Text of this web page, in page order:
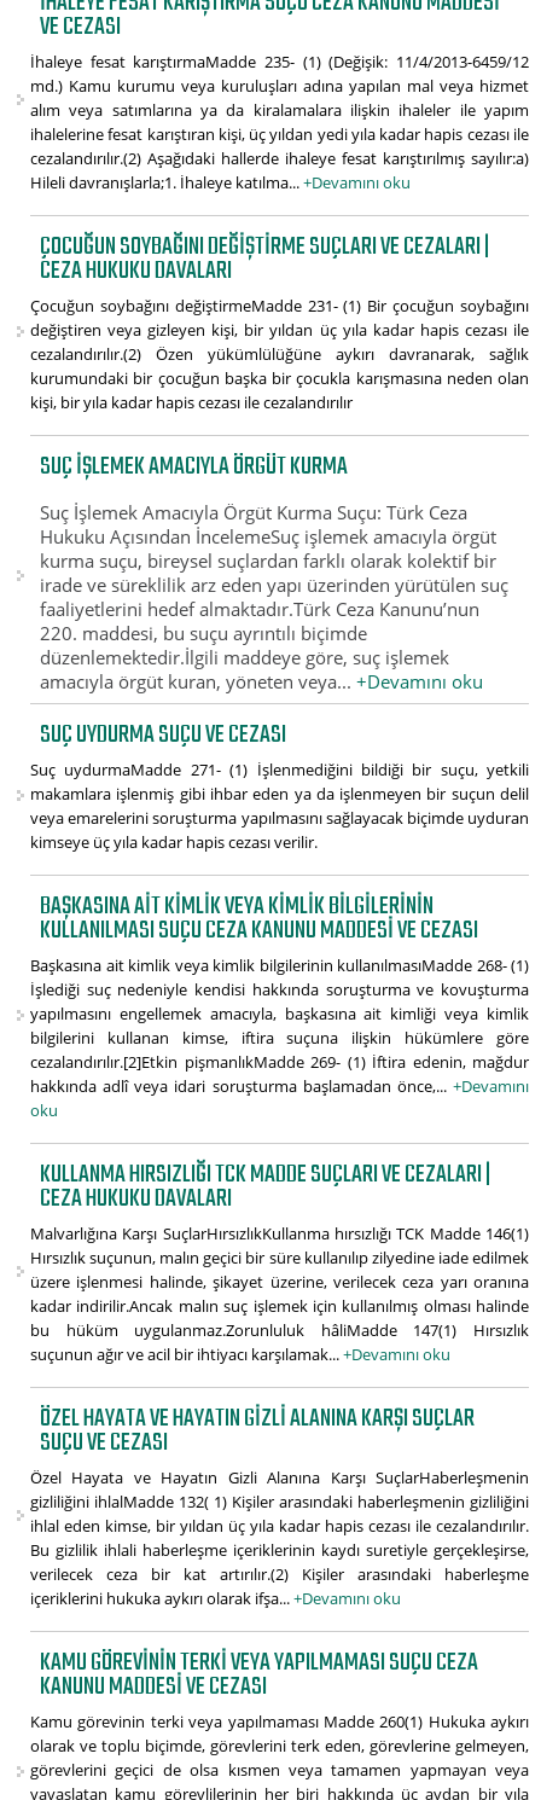
VE CEZASI
İhaleye fesat karıştırmaMadde 235- (1) (Değişik: 11/4/2013-6459/12
md.) Kamu kurumu veya kuruluşları adına yapılan mal veya hizmet
alım veya satımlarına ya da kiralamalara ilişkin ihaleler ile yapım
ihalelerine fesat karıştıran kişi, üç yıldan yedi yıla kadar hapis cezası ile
cezalandırılır.(2) Aşağıdaki hallerde ihaleye fesat karıştırılmış sayılır:a)
Hileli davranışlarla;1. İhaleye katılma...+Devamını oku
ÇOCUĞUN SOYBAĞINI DEĞIŞTIRME SUÇLARI VE CEZALARI |
CEZA HUKUKU DAVALARI
Çocuğun soybağını değiştirmeMadde 231- (1) Bir çocuğun soybağını
değiştiren veya gizleyen kişi, bir yıldan üç yıla kadar hapis cezası ile
cezalandırılır.(2) Özen yükümlülüğüne aykırı davranarak, sağlık
kurumundaki bir çocuğun başka bir çocukla karışmasına neden olan
kişi, bir yıla kadar hapis cezası ile cezalandırılır
SUÇ İŞLEMEK AMACIYLA ÖRGÜT KURMA
Suç İşlemek Amacıyla Örgüt Kurma Suçu: Türk Ceza
Hukuku Açısından İncelemeSuç işlemek amacıyla örgüt
kurma suçu, bireysel suçlardan farklı olarak kolektif bir
irade ve süreklilik arz eden yapı üzerinden yürütülen suç
faaliyetlerini hedef almaktadır.Türk Ceza Kanunu’nun
220. maddesi, bu suçu ayrıntılı biçimde
düzenlemektedir.İlgili maddeye göre, suç işlemek
amacıyla örgüt kuran, yöneten veya...+Devamını oku
SUÇ UYDURMA SUÇU VE CEZASI
Suç uydurmaMadde 271- (1) İşlenmediğini bildiği bir suçu, yetkili
makamlara işlenmiş gibi ihbar eden ya da işlenmeyen bir suçun delil
veya emarelerini soruşturma yapılmasını sağlayacak biçimde uyduran
kimseye üç yıla kadar hapis cezası verilir.
BAŞKASINA AIT KIMLIK VEYA KIMLIK BILGILERININ
KULLANILMASI SUÇU CEZA KANUNU MADDESI VE CEZASI
Başkasına ait kimlik veya kimlik bilgilerinin kullanılmasıMadde 268- (1)
İşlediği suç nedeniyle kendisi hakkında soruşturma ve kovuşturma
yapılmasını engellemek amacıyla, başkasına ait kimliği veya kimlik
bilgilerini kullanan kimse, iftira suçuna ilişkin hükümlere göre
cezalandırılır.[2]Etkin pişmanlıkMadde 269- (1) İftira edenin, mağdur
hakkında adlî veya idari soruşturma başlamadan önce,... +Devamını
oku
KULLANMA HIRSIZLIĞI TCK MADDE SUÇLARI VE CEZALARI |
CEZA HUKUKU DAVALARI
Malvarlığına Karşı SuçlarHırsızlıkKullanma hırsızlığı TCK Madde 146(1)
Hırsızlık suçunun, malın geçici bir süre kullanılıp zilyedine iade edilmek
üzere işlenmesi halinde, şikayet üzerine, verilecek ceza yarı oranına
kadar indirilir.Ancak malın suç işlemek için kullanılmış olması halinde
bu hüküm uygulanmaz.Zorunluluk hâliMadde 147(1) Hırsızlık
suçunun ağır ve acil bir ihtiyacı karşılamak...+Devamını oku
ÖZEL HAYATA VE HAYATIN GIZLI ALANINA KARŞI SUÇLAR
SUÇU VE CEZASI
Özel Hayata ve Hayatın Gizli Alanına Karşı SuçlarHaberleşmenin
gizliliğini ihlalMadde 132( 1) Kişiler arasındaki haberleşmenin gizliliğini
ihlal eden kimse, bir yıldan üç yıla kadar hapis cezası ile cezalandırılır.
Bu gizlilik ihlali haberleşme içeriklerinin kaydı suretiyle gerçekleşirse,
verilecek ceza bir kat artırılır.(2) Kişiler arasındaki haberleşme
içeriklerini hukuka aykırı olarak ifşa...+Devamını oku
KAMU GÖREVININ TERKI VEYA YAPILMAMASI SUÇU CEZA
KANUNU MADDESI VE CEZASI
Kamu görevinin terki veya yapılmaması Madde 260(1) Hukuka aykırı
olarak ve toplu biçimde, görevlerini terk eden, görevlerine gelmeyen,
görevlerini geçici de olsa kısmen veya tamamen yapmayan veya
yavaşlatan kamu görevlilerinin her biri hakkında üç aydan bir yıla